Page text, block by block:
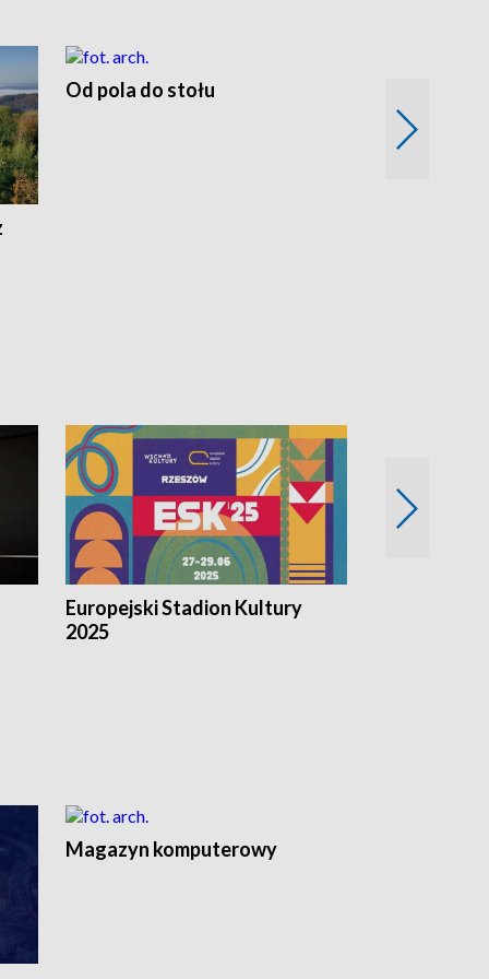
Od pola do stołu
Zachodnich
Europejski Stadion Kultury
2025
Magazyn komputerowy